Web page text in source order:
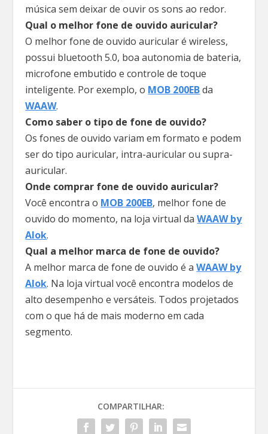
música sem deixar de ouvir os sons ao redor.
Qual o melhor fone de ouvido auricular?
O melhor fone de ouvido auricular é wireless,
possui bluetooth 5.0, boa autonomia de bateria,
microfone embutido e controle de toque
inteligente. Por exemplo, o MOB 200EBda
WAAW.
Como saber o tipo de fone de ouvido?
Os fones de ouvido variam em formato e podem
ser do tipo auricular, intra-auricular ou supra-
auricular.
Onde comprar fone de ouvido auricular?
Você encontra o MOB 200EB, melhor fone de
ouvido do momento, na loja virtual daWAAW by
Alok.
Qual a melhor marca de fone de ouvido?
A melhor marca de fone de ouvido é aWAAW by
Alok. Na loja virtual você encontra modelos de
alto desempenho e versáteis. Todos projetados
com o que há de mais moderno em cada
segmento.
COMPARTILHAR: